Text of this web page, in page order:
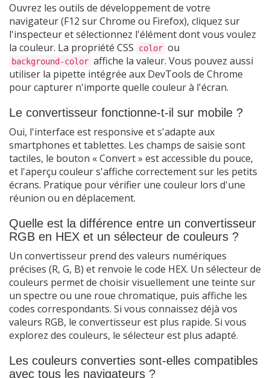
Ouvrez les outils de développement de votre
navigateur (F12 sur Chrome ou Firefox), cliquez sur
l'inspecteur et sélectionnez l'élément dont vous voulez
la couleur. La propriété CSS
color ou
background-color affiche la valeur. Vous pouvez aussi
utiliser la pipette intégrée aux DevTools de Chrome
pour capturer n'importe quelle couleur à l'écran.
Le convertisseur fonctionne-t-il sur mobile ?
Oui, l'interface est responsive et s'adapte aux
smartphones et tablettes. Les champs de saisie sont
tactiles, le bouton « Convert » est accessible du pouce,
et l'aperçu couleur s'affiche correctement sur les petits
écrans. Pratique pour vérifier une couleur lors d'une
réunion ou en déplacement.
Quelle est la différence entre un convertisseur
RGB en HEX et un sélecteur de couleurs ?
Un convertisseur prend des valeurs numériques
précises (R, G, B) et renvoie le code HEX. Un sélecteur de
couleurs permet de choisir visuellement une teinte sur
un spectre ou une roue chromatique, puis affiche les
codes correspondants. Si vous connaissez déjà vos
valeurs RGB, le convertisseur est plus rapide. Si vous
explorez des couleurs, le sélecteur est plus adapté.
Les couleurs converties sont-elles compatibles
avec tous les navigateurs ?